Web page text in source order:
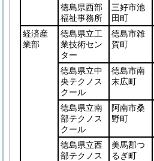
徳島県西部
福祉事務所
三好市池
田町
経済産
業部
徳島県立工
業技術セン
ター
徳島市雑
賀町
徳島県立中
央テクノス
クール
徳島市南
末広町
徳島県立南
部テクノス
クール
阿南市桑
野町
徳島県立西
部テクノス
美馬郡つ
るぎ町